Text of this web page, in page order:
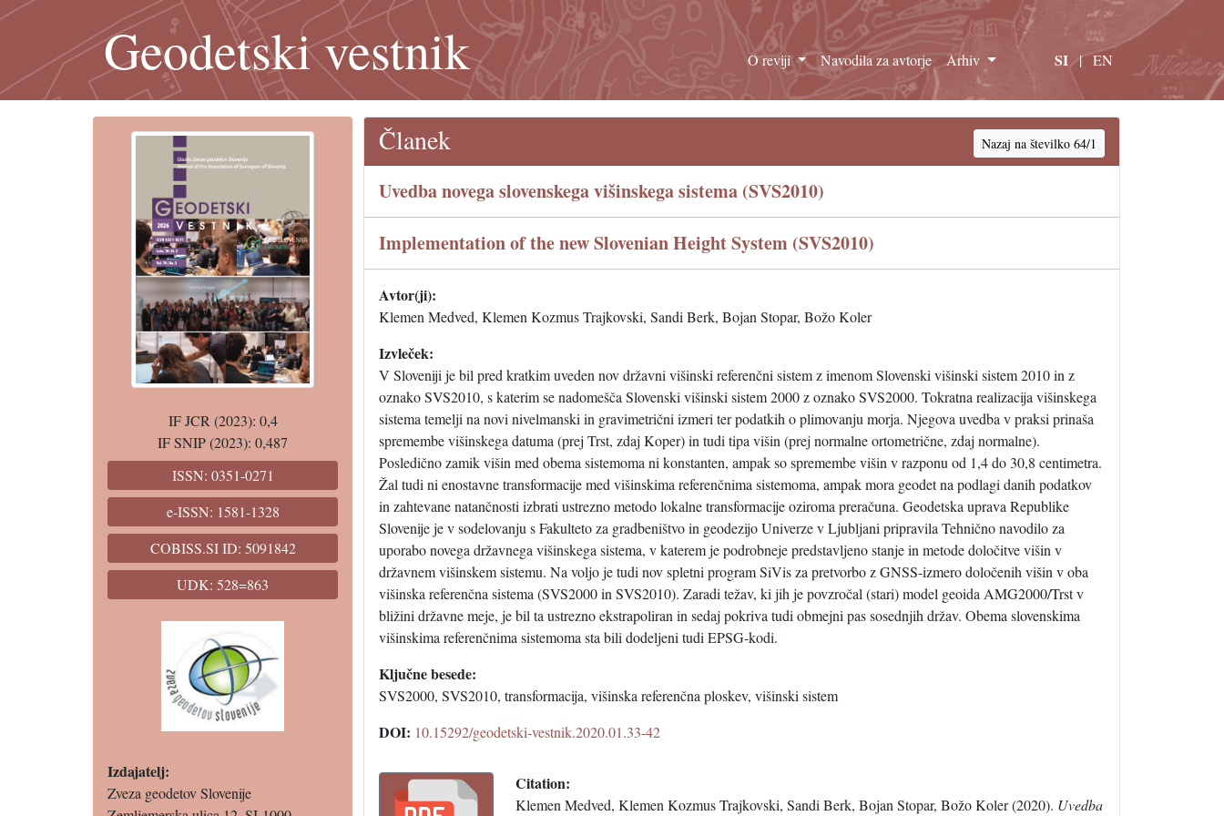
Geodetski vestnik O reviji Navodila za avtorje Arhiv SI | EN
IF JCR (2023): 0,4
IF SNIP (2023): 0,487
ISSN: 0351-0271
e-ISSN: 1581-1328
COBISS.SI ID: 5091842
UDK: 528=863
Izdajatelj:
Zveza geodetov Slovenije
Članek Nazaj na številko 64/1
Uvedba novega slovenskega višinskega sistema (SVS2010)
Implementation of the new Slovenian Height System (SVS2010)
Avtor(ji):
Klemen Medved, Klemen Kozmus Trajkovski, Sandi Berk, Bojan Stopar, Božo Koler
Izvleček:
V Sloveniji je bil pred kratkim uveden nov državni višinski referenčni sistem z imenom Slovenski višinski sistem 2010 in z
oznako SVS2010, s katerim se nadomešča Slovenski višinski sistem 2000 z oznako SVS2000. Tokratna realizacija višinskega
sistema temelji na novi nivelmanski in gravimetrični izmeri ter podatkih o plimovanju morja. Njegova uvedba v praksi prinaša
spremembe višinskega datuma (prej Trst, zdaj Koper) in tudi tipa višin (prej normalne ortometrične, zdaj normalne).
Posledično zamik višin med obema sistemoma ni konstanten, ampak so spremembe višin v razponu od 1,4 do 30,8 centimetra.
Žal tudi ni enostavne transformacije med višinskima referenčnima sistemoma, ampak mora geodet na podlagi danih podatkov
in zahtevane natančnosti izbrati ustrezno metodo lokalne transformacije oziroma preračuna. Geodetska uprava Republike
Slovenije je v sodelovanju s Fakulteto za gradbeništvo in geodezijo Univerze v Ljubljani pripravila Tehnično navodilo za
uporabo novega državnega višinskega sistema, v katerem je podrobneje predstavljeno stanje in metode določitve višin v
državnem višinskem sistemu. Na voljo je tudi nov spletni program SiVis za pretvorbo z GNSS-izmero določenih višin v oba
višinska referenčna sistema (SVS2000 in SVS2010). Zaradi težav, ki jih je povzročal (stari) model geoida AMG2000/Trst v
bližini državne meje, je bil ta ustrezno ekstrapoliran in sedaj pokriva tudi obmejni pas sosednjih držav. Obema slovenskima
višinskima referenčnima sistemoma sta bili dodeljeni tudi EPSG-kodi.
Ključne besede:
SVS2000, SVS2010, transformacija, višinska referenčna ploskev, višinski sistem
DOI: 10.15292/geodetski-vestnik.2020.01.33-42
Citation:
Klemen Medved, Klemen Kozmus Trajkovski, Sandi Berk, Bojan Stopar, Božo Koler (2020). Uvedba